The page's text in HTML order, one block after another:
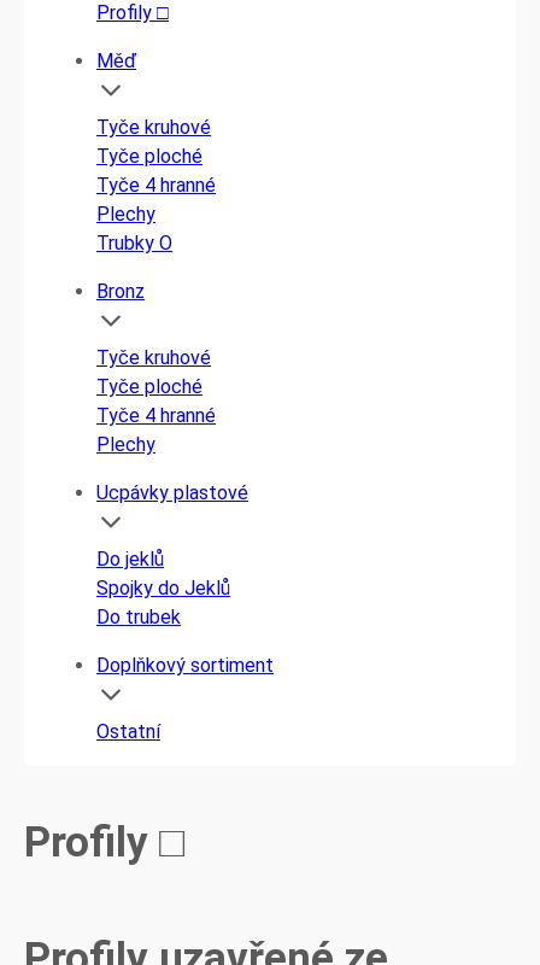
Profily □
Měď
Tyče kruhové
Tyče ploché
Tyče 4 hranné
Plechy
Trubky O
Bronz
Tyče kruhové
Tyče ploché
Tyče 4 hranné
Plechy
Ucpávky plastové
Do jeklů
Spojky do Jeklů
Do trubek
Doplňkový sortiment
Ostatní
Profily □